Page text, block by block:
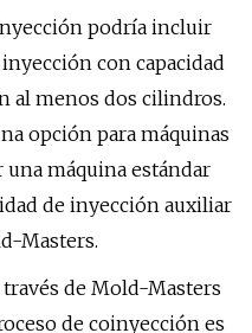
podría incluir
con capacidad
al menos dos cilindros.
opción para máquinas
una máquina estándar
de inyección auxiliar
Masters.
de Mold-Masters
de coinyección es